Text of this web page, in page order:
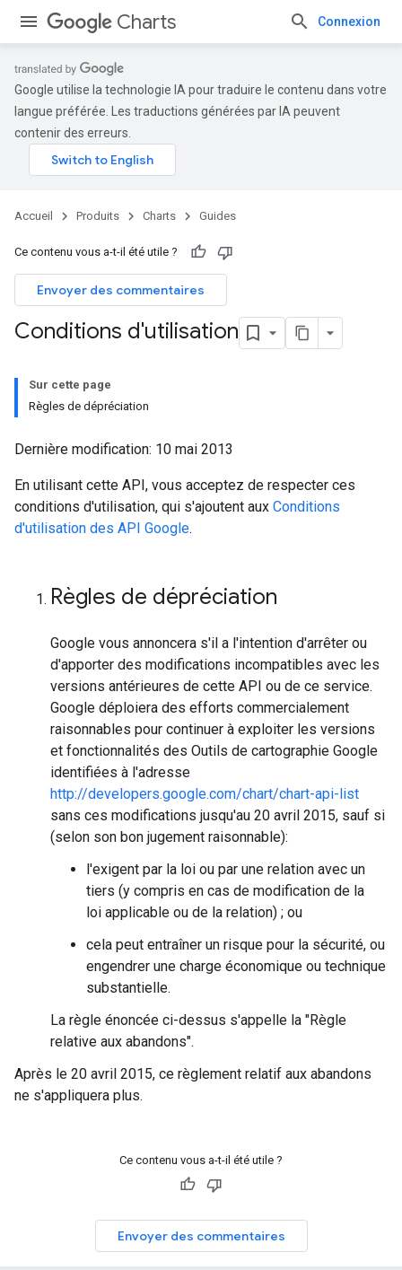
Charts Connexion
Google utilise la technologie IA pour traduire le contenu dans votre
langue préférée. Les traductions générées par IA peuvent
contenir des erreurs.
Accueil Produits Charts Guides
Ce contenu vous a-t-il été utile ?
Envoyer des commentaires
Conditions d'utilisation
Sur cette page
Règles de dépréciation
Dernière modification: 10 mai 2013
En utilisant cette API, vous acceptez de respecter ces
conditions d'utilisation, qui s'ajoutent aux Conditions
d'utilisation des API Google.
Règles de dépréciation
Google vous annoncera s'il a l'intention d'arrêter ou
d'apporter des modifications incompatibles avec les
versions antérieures de cette API ou de ce service.
Google déploiera des efforts commercialement
raisonnables pour continuer à exploiter les versions
et fonctionnalités des Outils de cartographie Google
identifiées à l'adresse
http://developers.google.com/chart/chart-api-list
sans ces modifications jusqu'au 20 avril 2015, sauf si
(selon son bon jugement raisonnable):
l'exigent par la loi ou par une relation avec un
tiers (y compris en cas de modification de la
loi applicable ou de la relation) ; ou
cela peut entraîner un risque pour la sécurité, ou
engendrer une charge économique ou technique
substantielle.
La règle énoncée ci-dessus s'appelle la "Règle
relative aux abandons".
Après le 20 avril 2015, ce règlement relatif aux abandons
ne s'appliquera plus.
Ce contenu vous a-t-il été utile ?
Envoyer des commentaires